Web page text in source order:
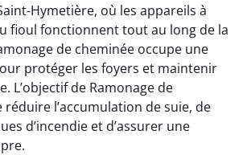
Hymetière, où les appareils à
fioul fonctionnent tout au long de la
de cheminée occupe une
protéger les foyers et maintenir
L’objectif de Ramonage de
réduire l’accumulation de suie, de
d’incendie et d’assurer une